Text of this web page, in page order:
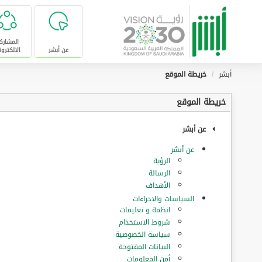
تخطى للإنتقال إلى المحتوى الرئيسي
عن أبشر
أبشر
خريطة الموقع
خريطة الموقع
عن أبشر
عن أبشر
الرؤية
الرسالة
الأهداف
السياسات والاجراءات
انظمة و تعليمات
شروط الاستخدام
سياسة الخصوصية
البيانات المفتوحة
أمن المعلومات